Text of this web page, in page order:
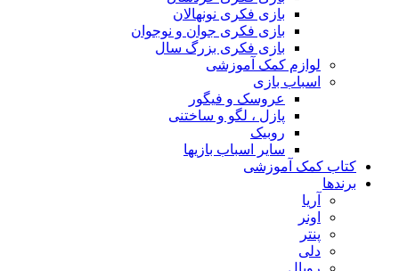
بازی فکری نونهالان
بازی فکری جوان و نوجوان
بازی فکری بزرگ سال
لوازم کمک آموزشی
اسباب بازی
عروسک و فیگور
پازل ، لگو و ساختنی
روبیک
سایر اسباب بازیها
کتاب کمک آموزشی
برندها
آریا
اونر
پنتر
دلی